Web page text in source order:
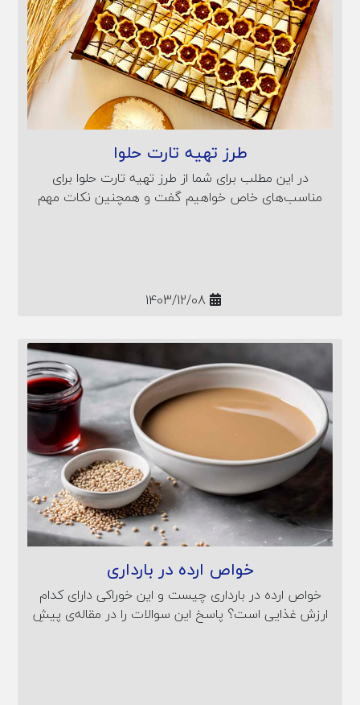
طرز تهیه تارت حلوا
در این مطلب برای شما از طرز تهیه تارت حلوا برای
مناسب‌های خاص خواهیم گفت و همچنین نکات مهم
1403/12/08
خواص ارده در بارداری
خواص ارده در بارداری چیست و این خوراکی دارای کدام
ارزش غذایی است؟ پاسخ این سوالات را در مقاله‌ی پیشِ